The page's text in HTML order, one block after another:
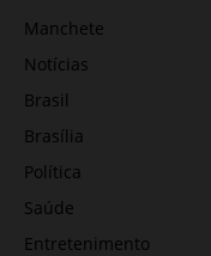
Manchete
Notícias
Brasil
Brasília
Política
Saúde
Entretenimento